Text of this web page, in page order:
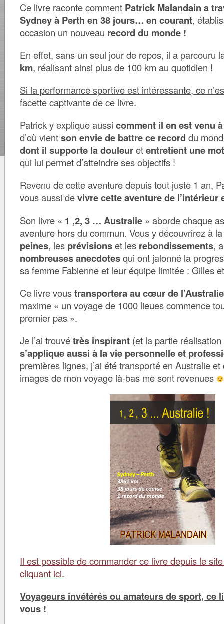
Ce livre raconte comment Patrick Malandain a
Sydney à Perth en 38 jours… en courant,
occasion un nouveau record du monde !
En effet, sans un seul jour de repos, il a parcouru
km, réalisant ainsi plus de 100 km au quotidien !
Si la performance sportive est intéressante, ce
facette captivante de ce livre.
Patrick y explique aussi comment il en est venu
d’où vientson envie de battre ce record du
dont il supporte la douleuretentretient une
qui lui permet d’atteindre ses objectifs !
Revenu de cette aventure depuis tout juste 1 an,
vous aussi devivre cette aventure de l’intérieur
Son livre « 1 ,2, 3 … Australie » aborde chaque
aventure hors du commun. Vous y découvrirez à
peines, les prévisionset les rebondissements,
nombreuses anecdotesqui ont jalonné la
sa femme Fabienne et leur équipe limitée : Gilles
Ce livre voustransportera au cœur de l’Australie
maxime « un voyage de 1000 lieues commence
premier pas ».
Je l’ai trouvétrès inspirant (et la partie
s’applique aussi à la vie personnelle et
premières lignes, j’ai été transporté en Australie
images de mon voyage là-bas me sont revenues
Il est possible de commander ce livre depuis le
cliquant ici.
Voyageurs invétérés ou amateurs de sport, ce
vous !